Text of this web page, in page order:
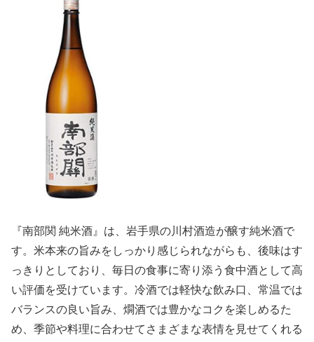
『南部関 純米酒』は、岩手県の川村酒造が醸す純米酒で
す。米本来の旨みをしっかり感じられながらも、後味はす
っきりとしており、毎日の食事に寄り添う食中酒として高
い評価を受けています。冷酒では軽快な飲み口、常温では
バランスの良い旨み、燗酒では豊かなコクを楽しめるた
め、季節や料理に合わせてさまざまな表情を見せてくれる